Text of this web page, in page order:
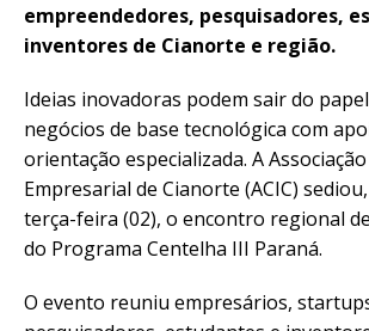
empreendedores, pesquisadores,
inventores de Cianorte e região.
Ideias inovadoras podem sair do
negócios de base tecnológica com
orientação especializada. A
Empresarial de Cianorte (ACIC)
terça-feira (02), o encontro regional
do Programa Centelha III Paraná.
O evento reuniu empresários,